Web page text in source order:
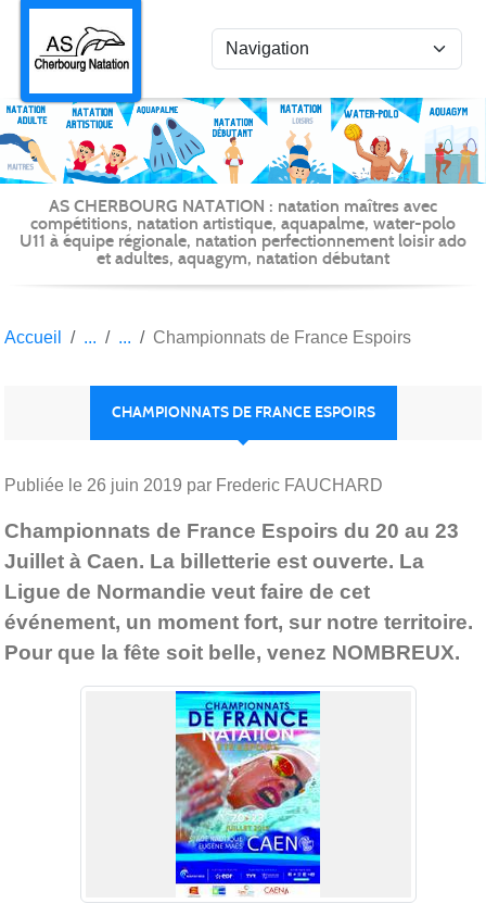
AS CHERBOURG NATATION : natation maîtres avec
compétitions, natation artistique, aquapalme, water-polo
U11 à équipe régionale, natation perfectionnement loisir ado
et adultes, aquagym, natation débutant
Accueil Championnats de France Espoirs
CHAMPIONNATS DE FRANCE ESPOIRS
Publiée le 26 juin 2019 par Frederic FAUCHARD
Championnats de France Espoirs du 20 au 23
Juillet à Caen. La billetterie est ouverte. La
Ligue de Normandie veut faire de cet
événement, un moment fort, sur notre territoire.
Pour que la fête soit belle, venez NOMBREUX.
Panneau de gestion des cookies